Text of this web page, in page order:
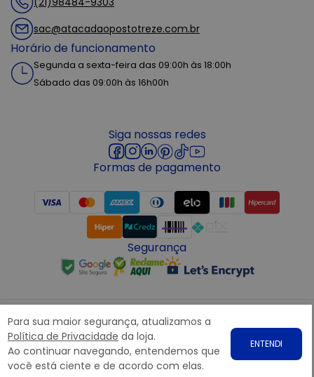
Para sua maior segurança, atualizamos a
Política de Privacidade da loja.
Ao continuar navegando, entendemos que
você está ciente e de acordo com elas.
ENTENDI
sac@atacadaopostotreze.com.br
Horário de funcionamento
Segunda a sexta-feira das 09:00h às 18:00h
Sábado das 09:00h às 16h00h
Siga nossas redes
Formas de pagamento
Segurança
Copyright © 2022 ATACADÃO POSTO 13 - Todos os direitos